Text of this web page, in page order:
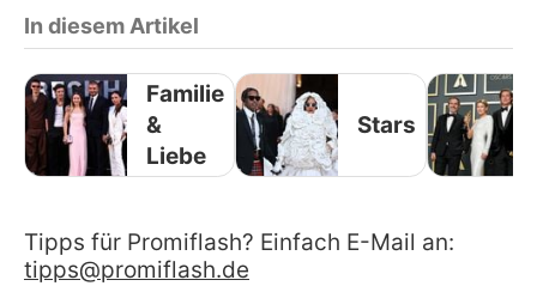
In diesem Artikel
Familie
&
Liebe
Stars
Tipps für Promiflash? Einfach E-Mail an:
tipps@promiflash.de